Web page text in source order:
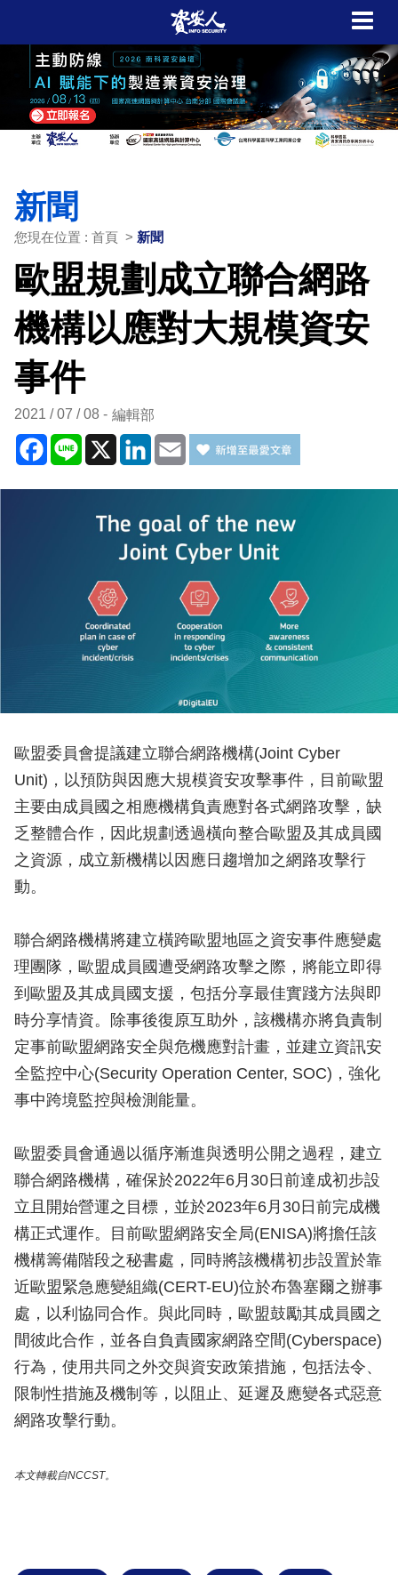
新聞
您現在位置 : 首頁 > 新聞
歐盟規劃成立聯合網路
機構以應對大規模資安
事件
2021 / 07 / 08 編輯部
Facebook
Line X LinkedIn
Email
歐盟委員會提議建立聯合網路機構(Joint Cyber
Unit)，以預防與因應大規模資安攻擊事件，目前歐盟
主要由成員國之相應機構負責應對各式網路攻擊，缺
乏整體合作，因此規劃透過橫向整合歐盟及其成員國
之資源，成立新機構以因應日趨增加之網路攻擊行
動。
聯合網路機構將建立橫跨歐盟地區之資安事件應變處
理團隊，歐盟成員國遭受網路攻擊之際，將能立即得
到歐盟及其成員國支援，包括分享最佳實踐方法與即
時分享情資。除事後復原互助外，該機構亦將負責制
定事前歐盟網路安全與危機應對計畫，並建立資訊安
全監控中心(Security Operation Center, SOC)，強化
事中跨境監控與檢測能量。
歐盟委員會通過以循序漸進與透明公開之過程，建立
聯合網路機構，確保於2022年6月30日前達成初步設
立且開始營運之目標，並於2023年6月30日前完成機
構正式運作。目前歐盟網路安全局(ENISA)將擔任該
機構籌備階段之秘書處，同時將該機構初步設置於靠
近歐盟緊急應變組織(CERT-EU)位於布魯塞爾之辦事
處，以利協同合作。與此同時，歐盟鼓勵其成員國之
間彼此合作，並各自負責國家網路空間(Cyberspace)
行為，使用共同之外交與資安政策措施，包括法令、
限制性措施及機制等，以阻止、延遲及應變各式惡意
網路攻擊行動。
本文轉載自NCCST。